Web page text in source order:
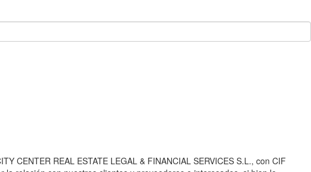
CENTER REAL ESTATE LEGAL & FINANCIAL SERVICES S.L., con CIF